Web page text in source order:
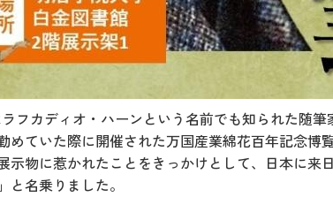
フカディオ・ハーンという名前でも知られた随筆
めていた際に開催された万国産業綿花百年記念博
示物に惹かれたことをきっかけとして、日本に来日
名乗りました。